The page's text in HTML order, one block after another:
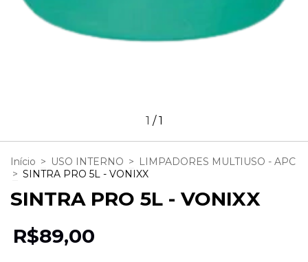
1 /1
Início > USO INTERNO >
LIMPADORES MULTIUSO - APC
> SINTRA PRO 5L - VONIXX
SINTRA PRO 5L - VONIXX
R$89,00